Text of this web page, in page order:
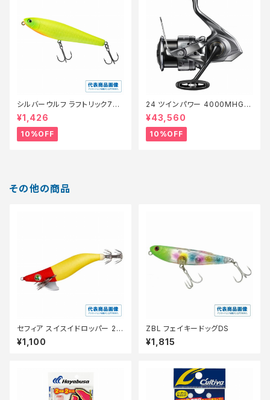
シルバーウルフ ラフトリック70Ｆ
【スタッフ永徳浜名湖セレクト】
【10】
¥1,426
10%OFF
24 ツインパワー 4000MHG
【継続セール_リール】【10】
¥43,560
10%OFF
その他の商品
セフィア スイスイドロッパー 2.5
号 QS-Z25Y アカミドリ 001
¥1,100
ZBL フェイキードッグDS
¥1,815